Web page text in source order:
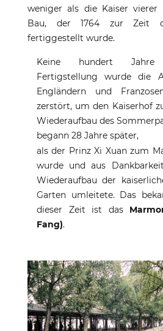
weniger als die Kaiser vierer
Bau, der 1764 zur Zeit
fertiggestellt wurde.
Keine hundert
Fertigstellung wurde die
Engländern und
zerstört, um den Kaiserhof
Wiederaufbau des
begann 28 Jahre später,
als der Prinz Xi Xuan zum
wurde und aus
Wiederaufbau der
Garten umleitete. Das
dieser Zeit ist das
Fang).